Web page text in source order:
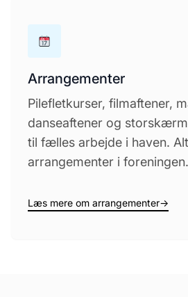
Arrangementer
Pilefletkurser, filmaftener,
danseaftener og
til fælles arbejde i haven.
arrangementer i foreningen.
Læs mere om arrangementer→